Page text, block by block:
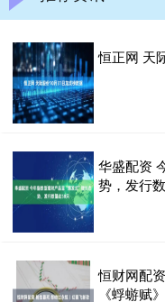
恒正网 天
华盛配资
势，发行
恒财网配
《蜉蝣赋